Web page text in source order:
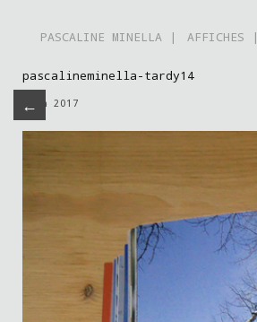
PASCALINE MINELLA | AFFICHES |
←
pascalineminella-tardy14
juin 2017